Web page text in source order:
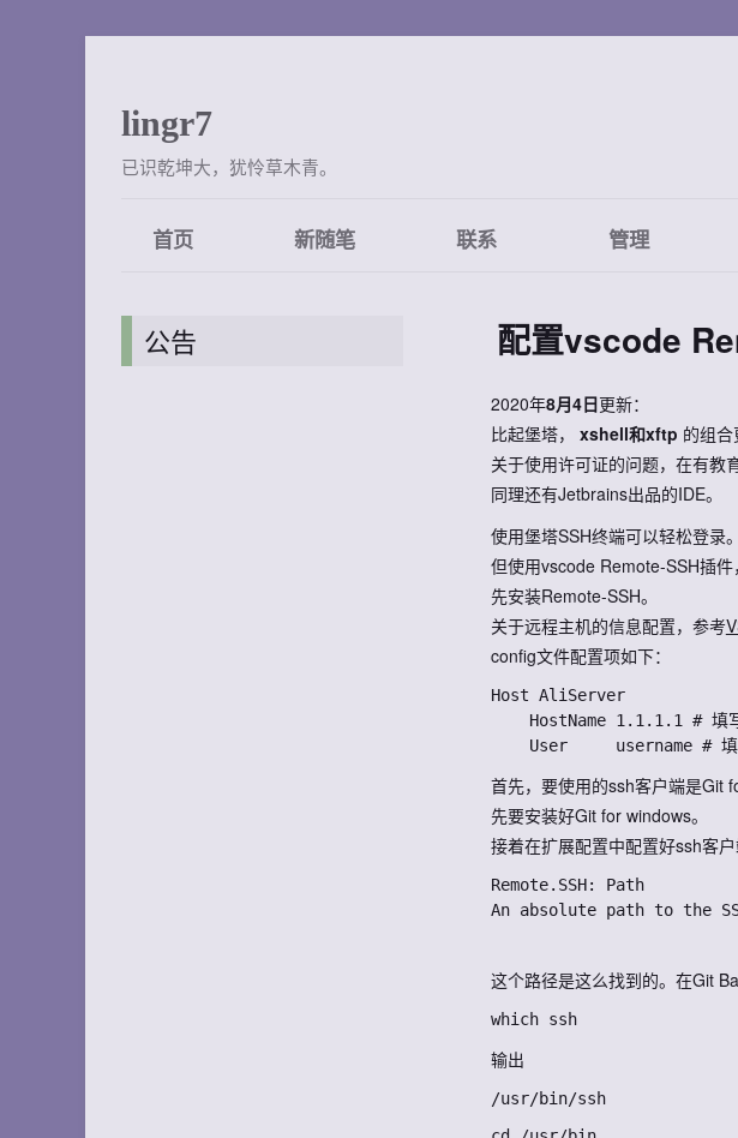
lingr7
已识乾坤大，犹怜草木青。
首页 新随笔 联系 管理
配置vscode
2020年8月4日更新：
比起堡塔， xshell和xftp 的组合
关于使用许可证的问题，在有教
同理还有Jetbrains出品的IDE。
使用堡塔SSH终端可以轻松登录。
但使用vscode Remote-SSH插件
先安装Remote-SSH。
关于远程主机的信息配置，参考
config文件配置项如下：
Host AliServer
首先，要使用的ssh客户端是Git
先要安装好Git for windows。
接着在扩展配置中配置好ssh客户
Remote.SSH: Path
这个路径是这么找到的。在Git
which ssh
输出
/usr/bin/ssh
公告